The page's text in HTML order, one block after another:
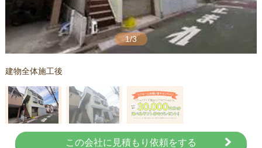
1/3
建物全体施工後
この会社に見積もり依頼をする